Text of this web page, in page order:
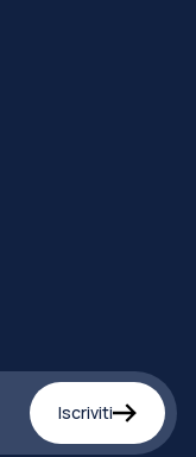
Iscriviti